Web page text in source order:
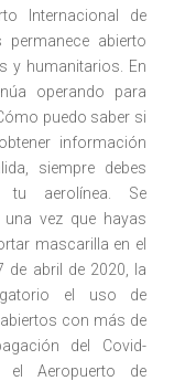
Internacional de
permanece abierto
y humanitarios. En
operando para
puedo saber si
información
siempre debes
tu aerolínea. Se
vez que hayas
mascarilla en el
de abril de 2020, la
el uso de
con más de
del Covid-
el Aeropuerto de